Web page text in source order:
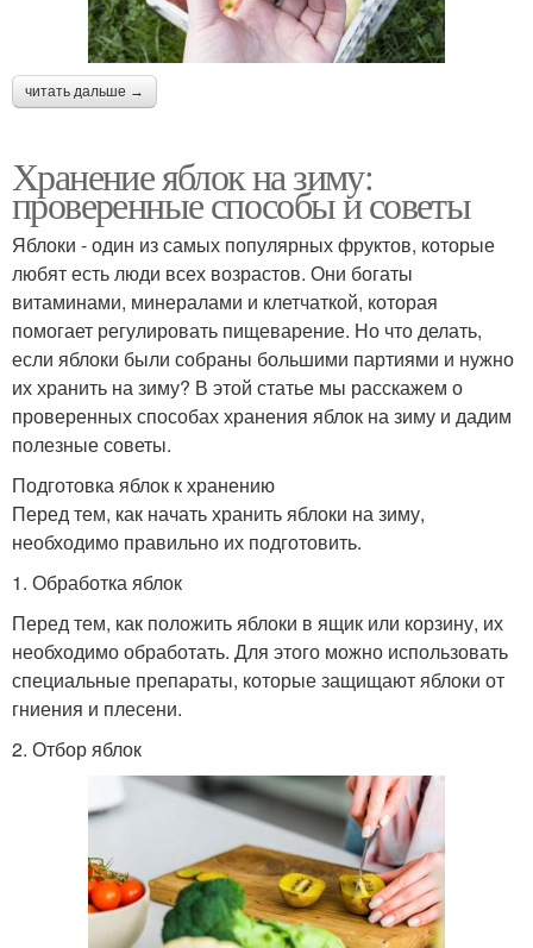
читать дальше →
Хранение яблок на зиму:
проверенные способы и советы
Яблоки - один из самых популярных фруктов, которые
любят есть люди всех возрастов. Они богаты
витаминами, минералами и клетчаткой, которая
помогает регулировать пищеварение. Но что делать,
если яблоки были собраны большими партиями и нужно
их хранить на зиму? В этой статье мы расскажем о
проверенных способах хранения яблок на зиму и дадим
полезные советы.
Подготовка яблок к хранению
Перед тем, как начать хранить яблоки на зиму,
необходимо правильно их подготовить.
1. Обработка яблок
Перед тем, как положить яблоки в ящик или корзину, их
необходимо обработать. Для этого можно использовать
специальные препараты, которые защищают яблоки от
гниения и плесени.
2. Отбор яблок